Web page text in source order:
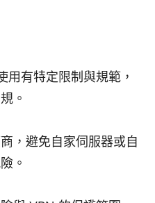
用有特定限制與規範，
。
，避免自家伺服器或自
。